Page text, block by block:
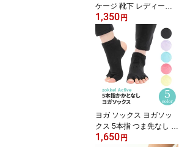
ケージ 靴下 レディース
ソックス meijiチョコベ
ビー マーブルチョコ チ
ロルチョコ おやつパッケ
ージ 食べ物 面白い おも
しろ靴下
1,350円
ヨガ ソックス ヨガソッ
クス 5本指 つま先なし か
かとなし 靴下 レディー
1,650円